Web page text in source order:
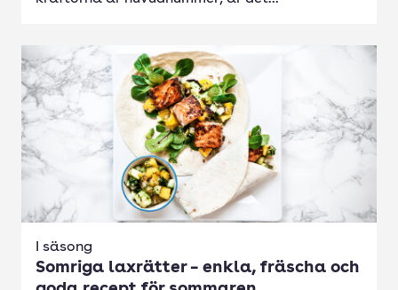
I säsong
Somriga laxrätter – enkla, fräscha och